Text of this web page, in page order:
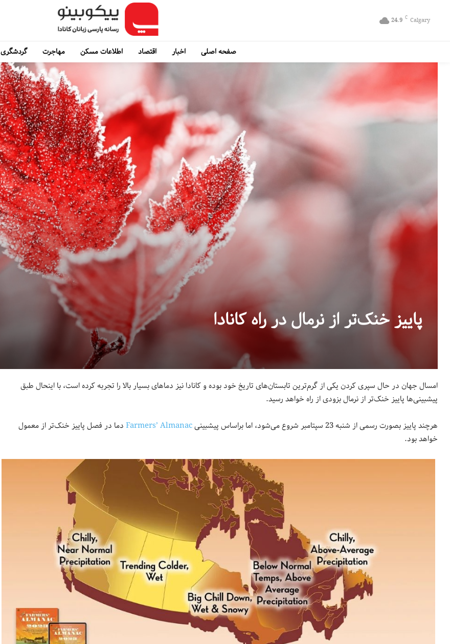
24.9 C Calgary
صفحه اصلی اخبار اقتصاد اطلاعات مسکن مهاجرت گردشگری
پاییز خنک‌تر از نرمال در راه کانادا
امسال جهان در حال سپری کردن یکی از گرم‌ترین تابستان‌های تاریخ خود بوده و کانادا نیز دماهای بسیار بالا را تجربه کرده است، با اینحال طبق
پیشبینی‌ها پاییز خنک‌تر از نرمال بزودی از راه خواهد رسید.
هرچند پاییز بصورت رسمی از شنبه 23 سپتامبر شروع می‌شود، اما براساس پیشبینی
Farmers’ Almanacدما در فصل پاییز خنک‌تر از معمول
خواهد بود.